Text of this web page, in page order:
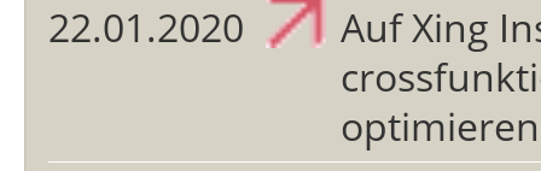
22.01.2020
Auf Xing
optimieren